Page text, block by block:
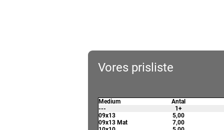
Vores prisliste